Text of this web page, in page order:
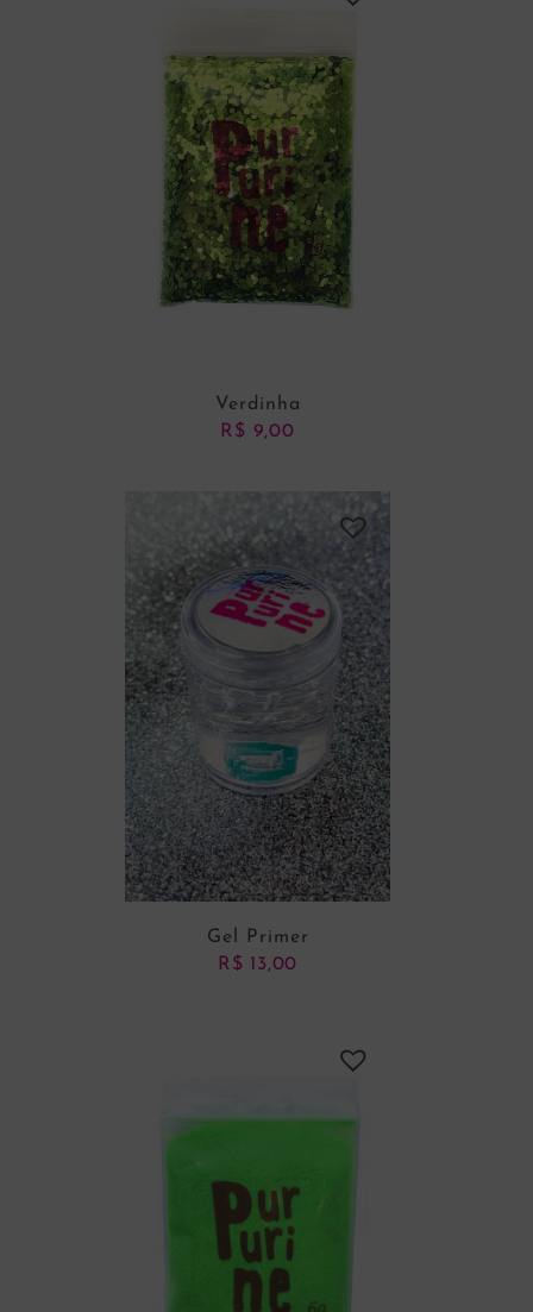
ADICIONAR AO CARRINHO
Verdinha
R$ 9,00
Gel Primer
R$ 13,00